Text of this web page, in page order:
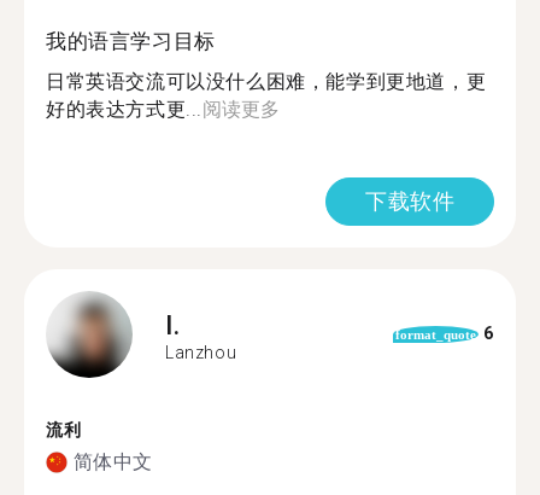
我的语言学习目标
日常英语交流可以没什么困难，能学到更地道，更
好的表达方式更... 阅读更多
下载软件
I.
Lanzhou
format_quote 6
流利
简体中文